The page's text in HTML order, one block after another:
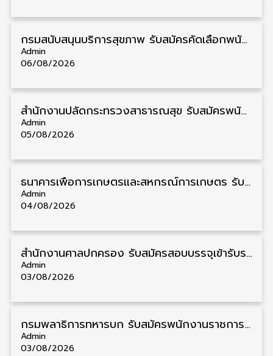
กรมสนับสนุนบริการสุขภาพ รับสมัครคัดเลือกพนักงานราชการ วุฒิ ปวส./ป.ตรี 13 อัตรา รับสมัคร 11 – 20 สิงหาคม
Admin
06/08/2026
สำนักงานปลัดกระทรวงสาธารณสุข รับสมัครพนักงานราชการรูปแบบพิเศษ วุฒิ ปวส./ป.ตรี 102 อัตรา รับสมัคร 17 – 28 สิงหาคม
Admin
05/08/2026
ธนาคารเพื่อการเกษตรและสหกรณ์การเกษตร รับสมัครบุคคลเพื่อเป็นผู้ช่วยพนักงาน วุฒิ ป.ตรี 5 อัตรา รับสมัคร 4 – 14 สิงหาคม
Admin
04/08/2026
สํานักงานศาลปกครอง รับสมัครสอบบรรจุเข้ารับราชการ วุฒิ ป.ตรี 72 อัตรา รับสมัคร 31 สิงหาคม – 18 กันยายน
Admin
03/08/2026
กรมพลาธิการทหารบก รับสมัครพนักงานราชการ วุฒิ ม.3/ม.6/ปวช. 66 อัตรา รับสมัคร 10 – 17 สิงหาคม
Admin
03/08/2026